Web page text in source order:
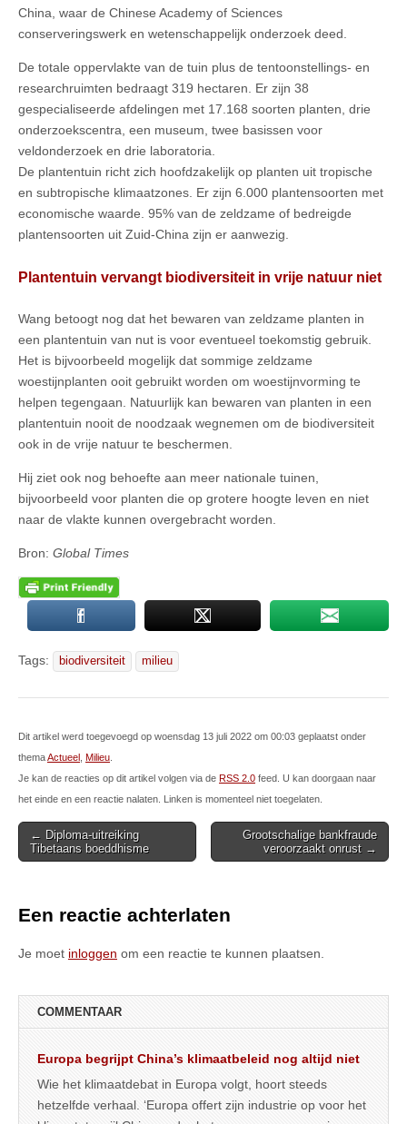
China, waar de Chinese Academy of Sciences
conserveringswerk en wetenschappelijk onderzoek deed.
De totale oppervlakte van de tuin plus de tentoonstellings- en
researchruimten bedraagt 319 hectaren. Er zijn 38
gespecialiseerde afdelingen met 17.168 soorten planten, drie
onderzoekscentra, een museum, twee basissen voor
veldonderzoek en drie laboratoria.
De plantentuin richt zich hoofdzakelijk op planten uit tropische
en subtropische klimaatzones. Er zijn 6.000 plantensoorten met
economische waarde. 95% van de zeldzame of bedreigde
plantensoorten uit Zuid-China zijn er aanwezig.
Plantentuin vervangt biodiversiteit in vrije natuur niet
Wang betoogt nog dat het bewaren van zeldzame planten in
een plantentuin van nut is voor eventueel toekomstig gebruik.
Het is bijvoorbeeld mogelijk dat sommige zeldzame
woestijnplanten ooit gebruikt worden om woestijnvorming te
helpen tegengaan. Natuurlijk kan bewaren van planten in een
plantentuin nooit de noodzaak wegnemen om de biodiversiteit
ook in de vrije natuur te beschermen.
Hij ziet ook nog behoefte aan meer nationale tuinen,
bijvoorbeeld voor planten die op grotere hoogte leven en niet
naar de vlakte kunnen overgebracht worden.
Bron: Global Times
Tags: biodiversiteit milieu
Dit artikel werd toegevoegd op woensdag 13 juli 2022 om 00:03 geplaatst onder
themaActueel Milieu
Je kan de reacties op dit artikel volgen via de RSS 2.0 feed. U kan doorgaan naar
het einde en een reactie nalaten. Linken is momenteel niet toegelaten.
Post
navigation
← Diploma-uitreiking
Tibetaans boeddhisme
Grootschalige bankfraude
veroorzaakt onrust →
Een reactie achterlaten
Je moet inloggen om een reactie te kunnen plaatsen.
COMMENTAAR
Europa begrijpt China’s klimaatbeleid nog altijd niet
Wie het klimaatdebat in Europa volgt, hoort steeds
hetzelfde verhaal. ‘Europa offert zijn industrie op voor het